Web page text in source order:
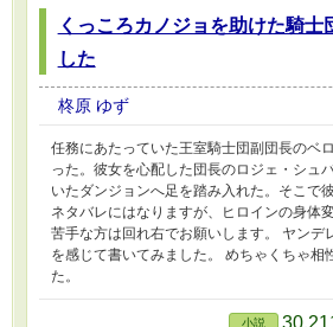
くっころカノジョを助けた騎士
した
柊原 ゆず
任務にあたっていた王室騎士団副団長のベ
った。彼女を心配した団長のロジェ・シュ
いたダンジョンへ足を踏み入れた。そこ
ネタバレにはなりますが、ヒロインの身体
苦手な方は回れ右でお願いします。 ヤンデ
を感じて書いてみました。 めちゃくちゃ相
た。
小説